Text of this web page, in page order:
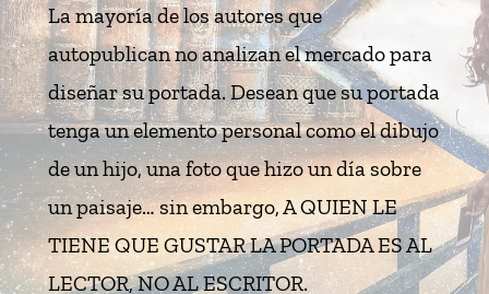
La mayoría de los autores que
autopublican no analizan el mercado para
diseñar su portada. Desean que su portada
tenga un elemento personal como el dibujo
de un hijo, una foto que hizo un día sobre
un paisaje… sin embargo, A QUIEN LE
TIENE QUE GUSTAR LA PORTADA ES AL
LECTOR, NO AL ESCRITOR.